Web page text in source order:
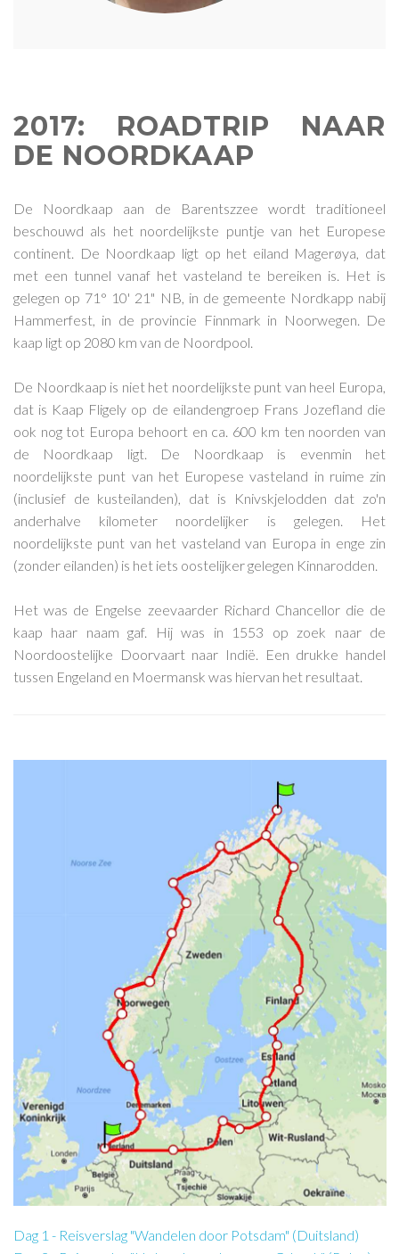
2017: ROADTRIP NAAR
DE NOORDKAAP
De Noordkaap aan de Barentszzee wordt traditioneel
beschouwd als het noordelijkste puntje van het Europese
continent. De Noordkaap ligt op het eiland Magerøya, dat
met een tunnel vanaf het vasteland te bereiken is. Het is
gelegen op 71° 10' 21" NB, in de gemeente Nordkapp nabij
Hammerfest, in de provincie Finnmark in Noorwegen. De
kaap ligt op 2080 km van de Noordpool.
De Noordkaap is niet het noordelijkste punt van heel Europa,
dat is Kaap Fligely op de eilandengroep Frans Jozefland die
ook nog tot Europa behoort en ca. 600 km ten noorden van
de Noordkaap ligt. De Noordkaap is evenmin het
noordelijkste punt van het Europese vasteland in ruime zin
(inclusief de kusteilanden), dat is Knivskjelodden dat zo'n
anderhalve kilometer noordelijker is gelegen. Het
noordelijkste punt van het vasteland van Europa in enge zin
(zonder eilanden) is het iets oostelijker gelegen Kinnarodden.
Het was de Engelse zeevaarder Richard Chancellor die de
kaap haar naam gaf. Hij was in 1553 op zoek naar de
Noordoostelijke Doorvaart naar Indië. Een drukke handel
tussen Engeland en Moermansk was hiervan het resultaat.
Dag 1 - Reisverslag "Wandelen door Potsdam" (Duitsland)